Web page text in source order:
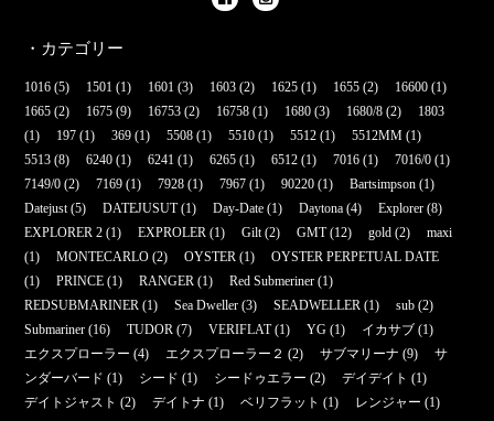
・カテゴリー
1016 (5) 1501 (1) 1601 (3) 1603 (2) 1625 (1) 1655 (2) 16600 (1)
1665 (2) 1675 (9) 16753 (2) 16758 (1) 1680 (3) 1680/8 (2)
1803
(1)
197 (1) 369 (1) 5508 (1) 5510 (1) 5512 (1) 5512MM (1)
5513 (8) 6240 (1) 6241 (1) 6265 (1) 6512 (1) 7016 (1) 7016/0 (1)
7149/0 (2) 7169 (1) 7928 (1) 7967 (1) 90220 (1) Bartsimpson (1)
Datejust(5) DATEJUSUT(1) Day-Date (1) Daytona (4) Explorer (8)
EXPLORER 2 (1) EXPROLER (1) Gilt(2) GMT(12) gold (2)
maxi
(1)
MONTECARLO (2) OYSTER (1)
OYSTER PERPETUAL DATE
(1)
PRINCE (1) RANGER (1) Red Submeriner (1)
REDSUBMARINER (1) Sea Dweller (3) SEADWELLER (1) sub (2)
Submariner (16) TUDOR (7) VERIFLAT(1) YG (1) イカサブ (1)
エクスプローラー (4) エクスプローラー２ (2) サブマリーナ (9)
サ
ンダーバード (1) シード (1) シードゥエラー (2) デイデイト (1)
デイトジャスト (2) デイトナ (1) ベリフラット (1) レンジャー (1)